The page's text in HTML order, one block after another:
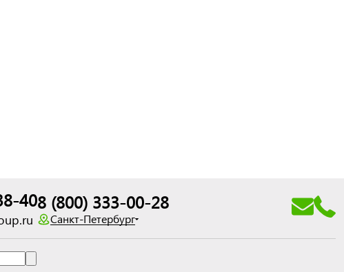
408 (800) 333-00-28
Санкт-Петербург